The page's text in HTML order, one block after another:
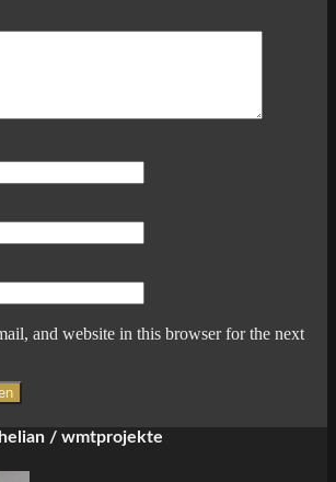
and website in this browser for the next
/ wmtprojekte